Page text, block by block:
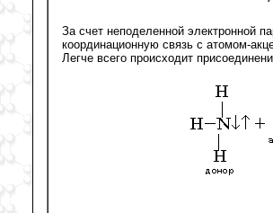
За счет неподеленной электронной
координационную связь с атомом-
Легче всего происходит